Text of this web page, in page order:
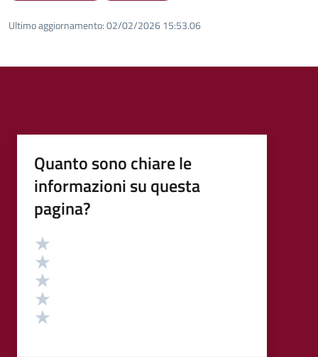
Ultimo aggiornamento:02/02/2026 15:53.06
Quanto sono chiare le
informazioni su questa
pagina?
Valutazione